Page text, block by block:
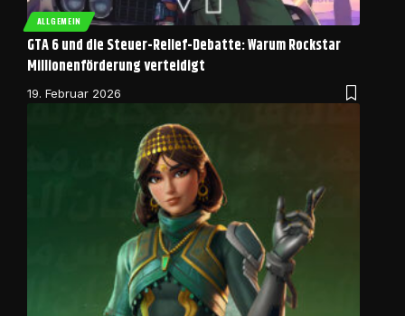
ALLGEMEIN
GTA 6 und die Steuer-Relief-Debatte: Warum Rockstar
Millionenförderung verteidigt
19. Februar 2026